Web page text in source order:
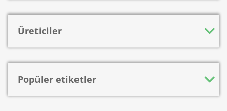
Üreticiler
Popüler etiketler